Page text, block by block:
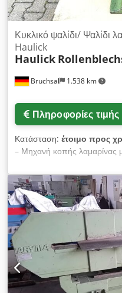
Bruchsal 1.538 km
Κυκλικό ψαλίδι/ Ψαλίδι
Haulick
Haulick
Πληροφορίες τιμής
Κατάσταση: έτοιμο προς
– Μηχανή κοπής λαμαρίνας
μηχανή κοπής
χαλύβδινης λαμαρίνας:
απεριόριστο -Μέθοδος
μαχαίρια -Διάμετρος
-Διαστάσεις πάγκου
-Εμβέλεια / Περιοχή
κινητήρα: 0,75 – 1,1 kW -
γραμμή -Κοπή σε λωρίδες -
-Χαλύβδινη λαμαρίνα έως
μη σιδηρούχα μέταλλα,
Π x Υ 0,6 x 0,9 x 1,1 μέτρα